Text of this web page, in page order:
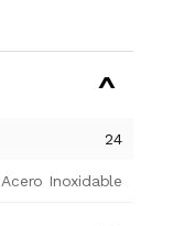
24
Acero Inoxidable